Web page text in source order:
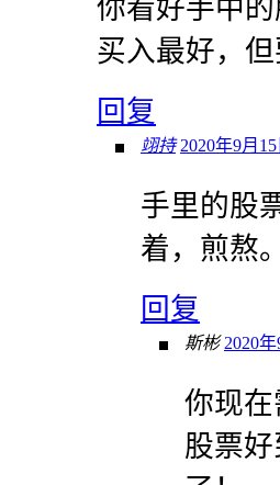
你看好手中
买入最好，
回复
翊持 2020年9月
手里的股
着，煎熬。
回复
斯彬 2020
你现
股票